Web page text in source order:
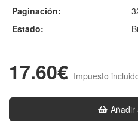
Paginación:
Estado:
17.60€ Impuesto
Añadir